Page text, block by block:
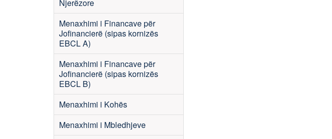
Njerëzore
Menaxhimi i Financave për
Jofinancierë (sipas kornizës
EBCL A)
Menaxhimi i Financave për
Jofinancierë (sipas kornizës
EBCL B)
Menaxhimi i Kohës
Menaxhimi i Mbledhjeve